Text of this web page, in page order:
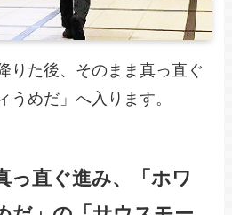
りた後、そのまま真っ直ぐ
うめだ」へ入ります。
っ直ぐ進み、「ホワ